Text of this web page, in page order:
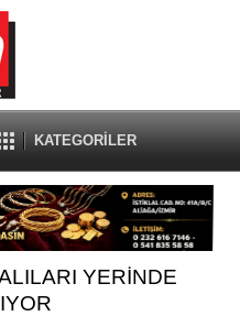
KATEGORİLER
YERİNDE